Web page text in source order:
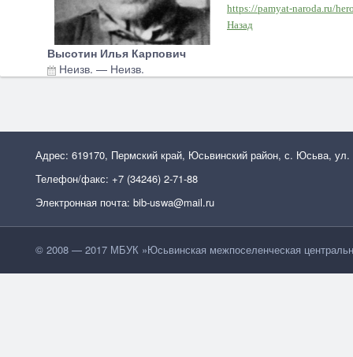
Высотин Илья Карпович
Неизв. — Неизв.
https://pamyat-naroda.ru/
Назад
Адрес: 619170, Пермский край, Юсьвинский район, с. Юсьва, ул.
Телефон/факс: +7 (34246) 2-71-88
Электронная почта: bib-uswa@mail.ru
© 2008 — 2017 МБУК »Юсьвинская межпоселенческая